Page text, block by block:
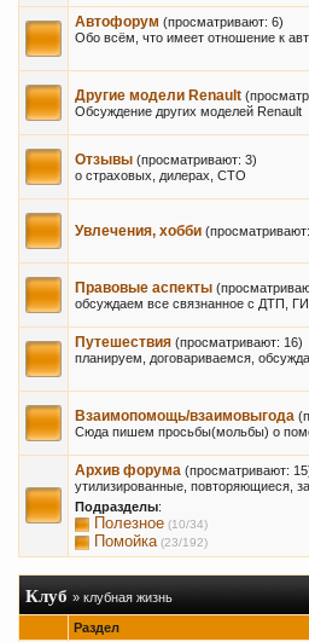
Автофорум (просматривают: 6)
Обо всём, что имеет отношение к
Другие модели Renault
Обсуждение других моделей Renault
Отзывы (просматривают: 3)
о страховых, дилерах, СТО
Увлечения, хобби
Правовые аспекты
обсуждаем все связнанное с ДТП,
Путешествия (просматривают: 16)
планируем, договариваемся,
Взаимопомощь/взаимовыгода
Сюда пишем просьбы(мольбы) о
Архив форума (просматривают:
утилизированные, повторяющиеся,
Подразделы:
Полезное (10/34)
Помойка (23/192)
Клуб » клубная жизнь
Раздел